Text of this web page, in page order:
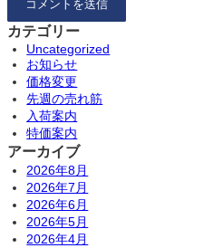
カテゴリー
Uncategorized
お知らせ
価格変更
先週の売れ筋
入荷案内
特価案内
アーカイブ
2026年8月
2026年7月
2026年6月
2026年5月
2026年4月